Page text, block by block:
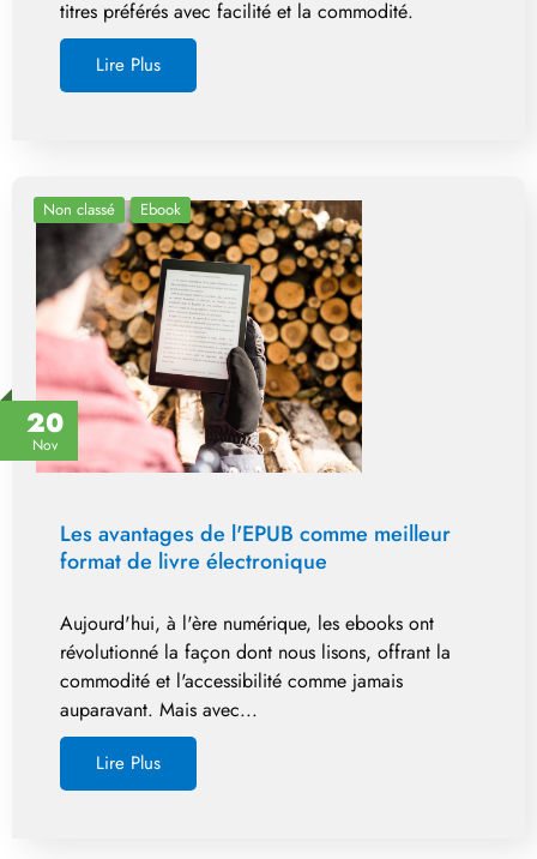
titres préférés avec facilité et la commodité.
Lire Plus
20
Nov
Non classé Ebook
Les avantages de l'EPUB comme meilleur
format de livre électronique
Aujourd'hui, à l'ère numérique, les ebooks ont
révolutionné la façon dont nous lisons, offrant la
commodité et l'accessibilité comme jamais
auparavant. Mais avec...
Lire Plus